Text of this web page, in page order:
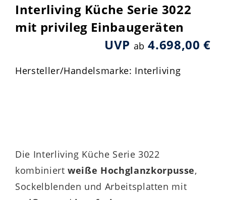
Interliving Küche Serie 3022
mit privileg Einbaugeräten
UVP ab 4.698,00 €
Hersteller/Handelsmarke: Interliving
Die Interliving Küche Serie 3022
kombiniertweiße Hochglanzkorpusse,
Sockelblenden und Arbeitsplatten mit